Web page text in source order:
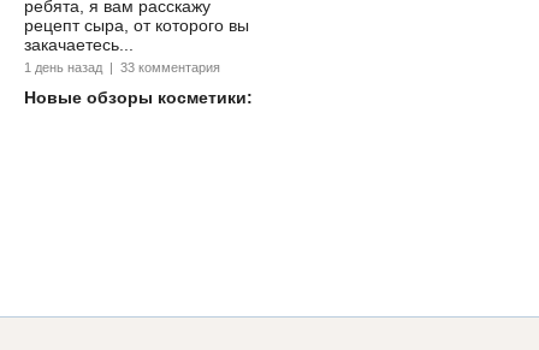
ребята, я вам расскажу
рецепт сыра, от которого вы
закачаетесь...
1 день назад | 33 комментария
Новые обзоры косметики: